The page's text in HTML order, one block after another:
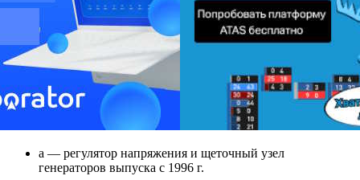
а — регулятор напряжения и щеточный узел
генераторов выпуска с 1996 г.